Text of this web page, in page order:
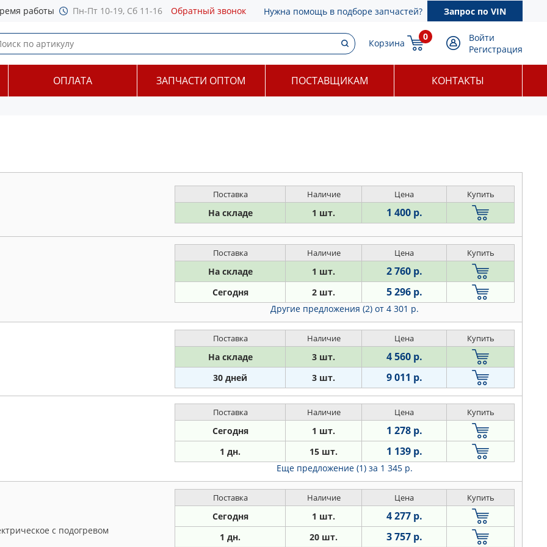
работы Пн-Пт 10-19, Сб 11-16 Обратный звонок Нужна помощь в подборе запчастей? Запрос по VIN
Корзина
0
Войти
Регистрация
ОПЛАТА ЗАПЧАСТИ ОПТОМ ПОСТАВЩИКАМ КОНТАКТЫ
Поставка Наличие Цена Купить
На складе 1 шт. 1 400 р.
Поставка Наличие Цена Купить
На складе 1 шт. 2 760 р.
Сегодня 2 шт. 5 296 р.
Другие предложения (2) от 4 301 р.
Поставка Наличие Цена Купить
На складе 3 шт. 4 560 р.
30 дней 3 шт. 9 011 р.
Поставка Наличие Цена Купить
Сегодня 1 шт. 1 278 р.
1 дн. 15 шт. 1 139 р.
Еще предложение (1) за 1 345 р.
с подогревом
Поставка Наличие Цена Купить
Сегодня 1 шт. 4 277 р.
1 дн. 20 шт. 3 757 р.